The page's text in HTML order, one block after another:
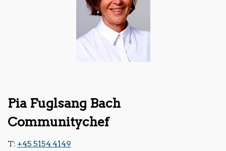
Pia Fuglsang Bach
Communitychef
T: +45 5154 4149